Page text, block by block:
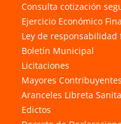
Consulta cotización
Ejercicio Económico
Ley de responsabilidad
Boletín Municipal
Licitaciones
Mayores
Aranceles Libreta
Edictos